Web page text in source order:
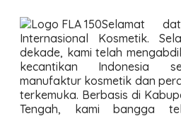
Selamat
Internasional Kosmetik.
dekade, kami telah
kecantikan Indonesia
manufaktur kosmetik dan
terkemuka. Berbasis di
Tengah, kami bangga